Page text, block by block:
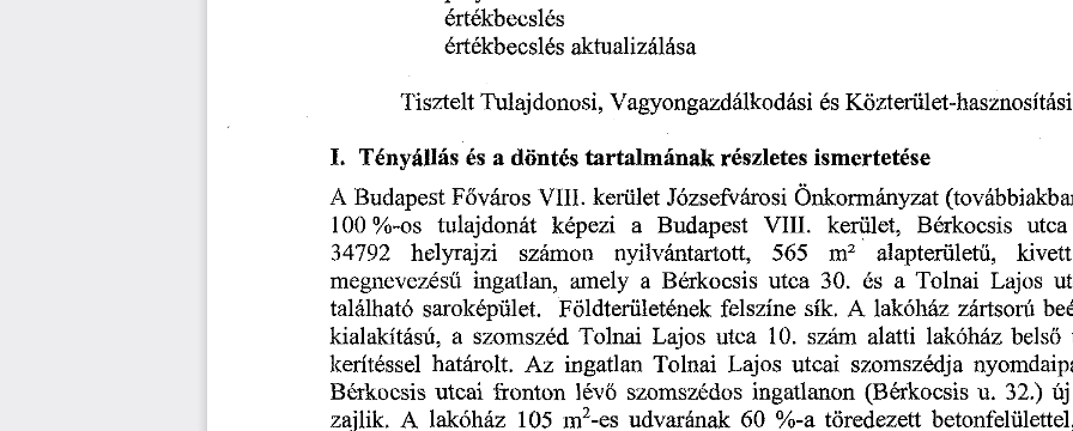
ertekbecsles
ertekbecsles aktualizalasa
Tisztelt Tulajdonosi, Vagyongazdalkodasi es Kozteriilet-hasznositasi
I. Tenyallas es a dontes tartalmanak reszletes ismertetese
A Budapest Fovaros VIII. kerulet Jozsefvarosi Onkormanyzat
100%-os
tulajdonat kepezi a Budapest VIII. kerulet, Berkocsis utca
34792
helyrajzi szamon nyilvantartott, 565 m2 alapteriiletu, kivett
megnevezesu ingatlan, amely a Berkocsis utca 30. es a Tolnai Lajos
talalhato sarokepulet. Fbldteriiletenek felszine sik. A lakdhaz zartsoru
kialakitasu, a szomszed Tolnai Lajos utca 10. szam alatti lakohaz belso
keritessel hatarolt. Az ingatlan Tolnai Lajos utcai szomszedja
Berkocsis utcai fronton levo szomszedos ingatlanon (Berkocsis u. 32.) uj
zajlik.
A lakdhaz 105 m2-es udvaranak 60 %-a toredezett betonfeliilettel,